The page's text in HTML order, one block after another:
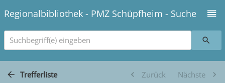
Regionalbibliothek - PMZ Schüpfheim - Suche
Suchbegriff(e) eingeben
Trefferliste Zurück Nächste